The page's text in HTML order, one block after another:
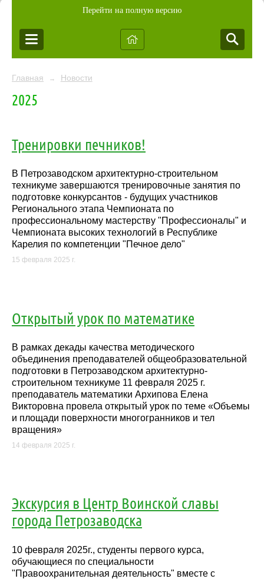
Перейти на полную версию
Главная → Новости
2025
Тренировки печников!
В Петрозаводском архитектурно-строительном
техникуме завершаются тренировочные занятия по
подготовке конкурсантов - будущих участников
Регионального этапа Чемпионата по
профессиональному мастерству "Профессионалы" и
Чемпионата высоких технологий в Республике
Карелия по компетенции "Печное дело"
15 февраля 2025 г.
Открытый урок по математике
В рамках декады качества методического
объединения преподавателей общеобразовательной
подготовки в Петрозаводском архитектурно-
строительном техникуме 11 февраля 2025 г.
преподаватель математики Архипова Елена
Викторовна провела открытый урок по теме «Объемы
и площади поверхности многогранников и тел
вращения»
14 февраля 2025 г.
Экскурсия в Центр Воинской славы
города Петрозаводска
10 февраля 2025г., студенты первого курса,
обучающиеся по специальности
"Правоохранительная деятельность" вместе с